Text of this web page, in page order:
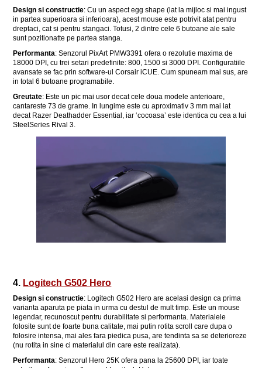
Design si constructie: Cu un aspect egg shape (lat la mijloc si mai ingust
in partea superioara si inferioara), acest mouse este potrivit atat pentru
dreptaci, cat si pentru stangaci. Totusi, 2 dintre cele 6 butoane ale sale
sunt pozitionatte pe partea stanga.
Performanta: Senzorul PixArt PMW3391 ofera o rezolutie maxima de
18000 DPI, cu trei setari predefinite: 800, 1500 si 3000 DPI. Configuratiile
avansate se fac prin software-ul Corsair iCUE. Cum spuneam mai sus, are
in total 6 butoane programabile.
Greutate: Este un pic mai usor decat cele doua modele anterioare,
cantareste 73 de grame. In lungime este cu aproximativ 3 mm mai lat
decat Razer Deathadder Essential, iar ‘cocoasa’ este identica cu cea a lui
SteelSeries Rival 3.
4. Logitech G502 Hero
Design si constructie: Logitech G502 Hero are acelasi design ca prima
varianta aparuta pe piata in urma cu destul de mult timp. Este un mouse
legendar, recunoscut pentru durabilitate si performanta. Materialele
folosite sunt de foarte buna calitate, mai putin rotita scroll care dupa o
folosire intensa, mai ales fara piedica pusa, are tendinta sa se deterioreze
(nu rotita in sine ci materialul din care este realizata).
Performanta: Senzorul Hero 25K ofera pana la 25600 DPI, iar toate